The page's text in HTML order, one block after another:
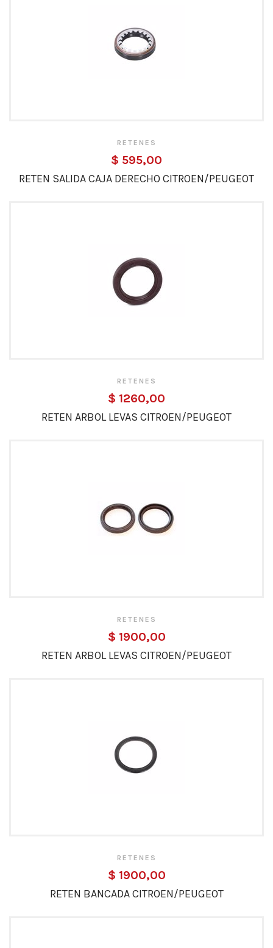
RETENES
$ 595,00
RETEN SALIDA CAJA DERECHO CITROEN/PEUGEOT
RETENES
$ 1260,00
RETEN ARBOL LEVAS CITROEN/PEUGEOT
RETENES
$ 1900,00
RETEN ARBOL LEVAS CITROEN/PEUGEOT
RETENES
$ 1900,00
RETEN BANCADA CITROEN/PEUGEOT